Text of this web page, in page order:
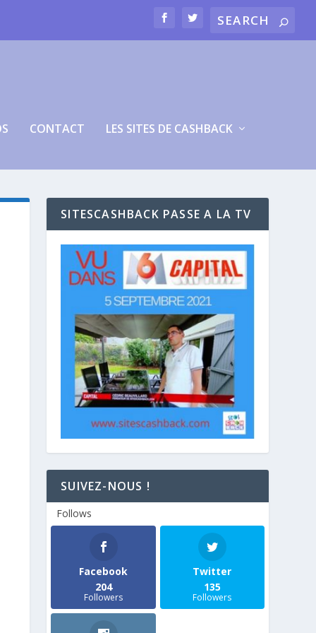
CONTACT LES SITES DE CASHBACK
SITESCASHBACK PASSE A LA TV
SUIVEZ-NOUS !
Follows
Facebook
204
Followers
Twitter
135
Followers